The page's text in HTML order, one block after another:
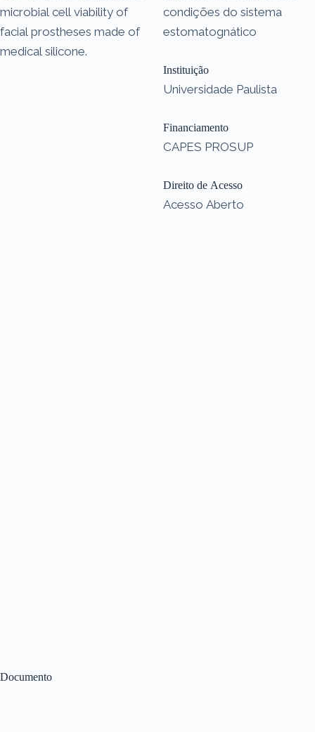
Documento
microbial cell viability of
facial prostheses made of
medical silicone.
condições do sistema
estomatognático
Instituição
Universidade Paulista
Financiamento
CAPES PROSUP
Direito de Acesso
Acesso Aberto